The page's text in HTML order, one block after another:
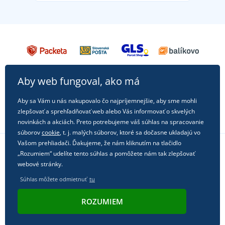
Sledujte nás na sociálnych sieťach
Aby web fungoval, ako má
Aby sa Vám u nás nakupovalo čo najpríjemnejšie, aby sme mohli
zlepšovať a sprehľadňovať web alebo Vás informovať o skvelých
novinkách a akciách. Preto potrebujeme váš súhlas na spracovanie
súborovcookie, t. j. malých súborov, ktoré sa dočasne ukladajú vo
Vašom prehliadači. Ďakujeme, že nám kliknutím na tlačidlo
„Rozumiem“ udelíte tento súhlas a pomôžete nám tak zlepšovať
webové stránky.
Súhlas môžete odmietnuť tu
ROZUMIEM